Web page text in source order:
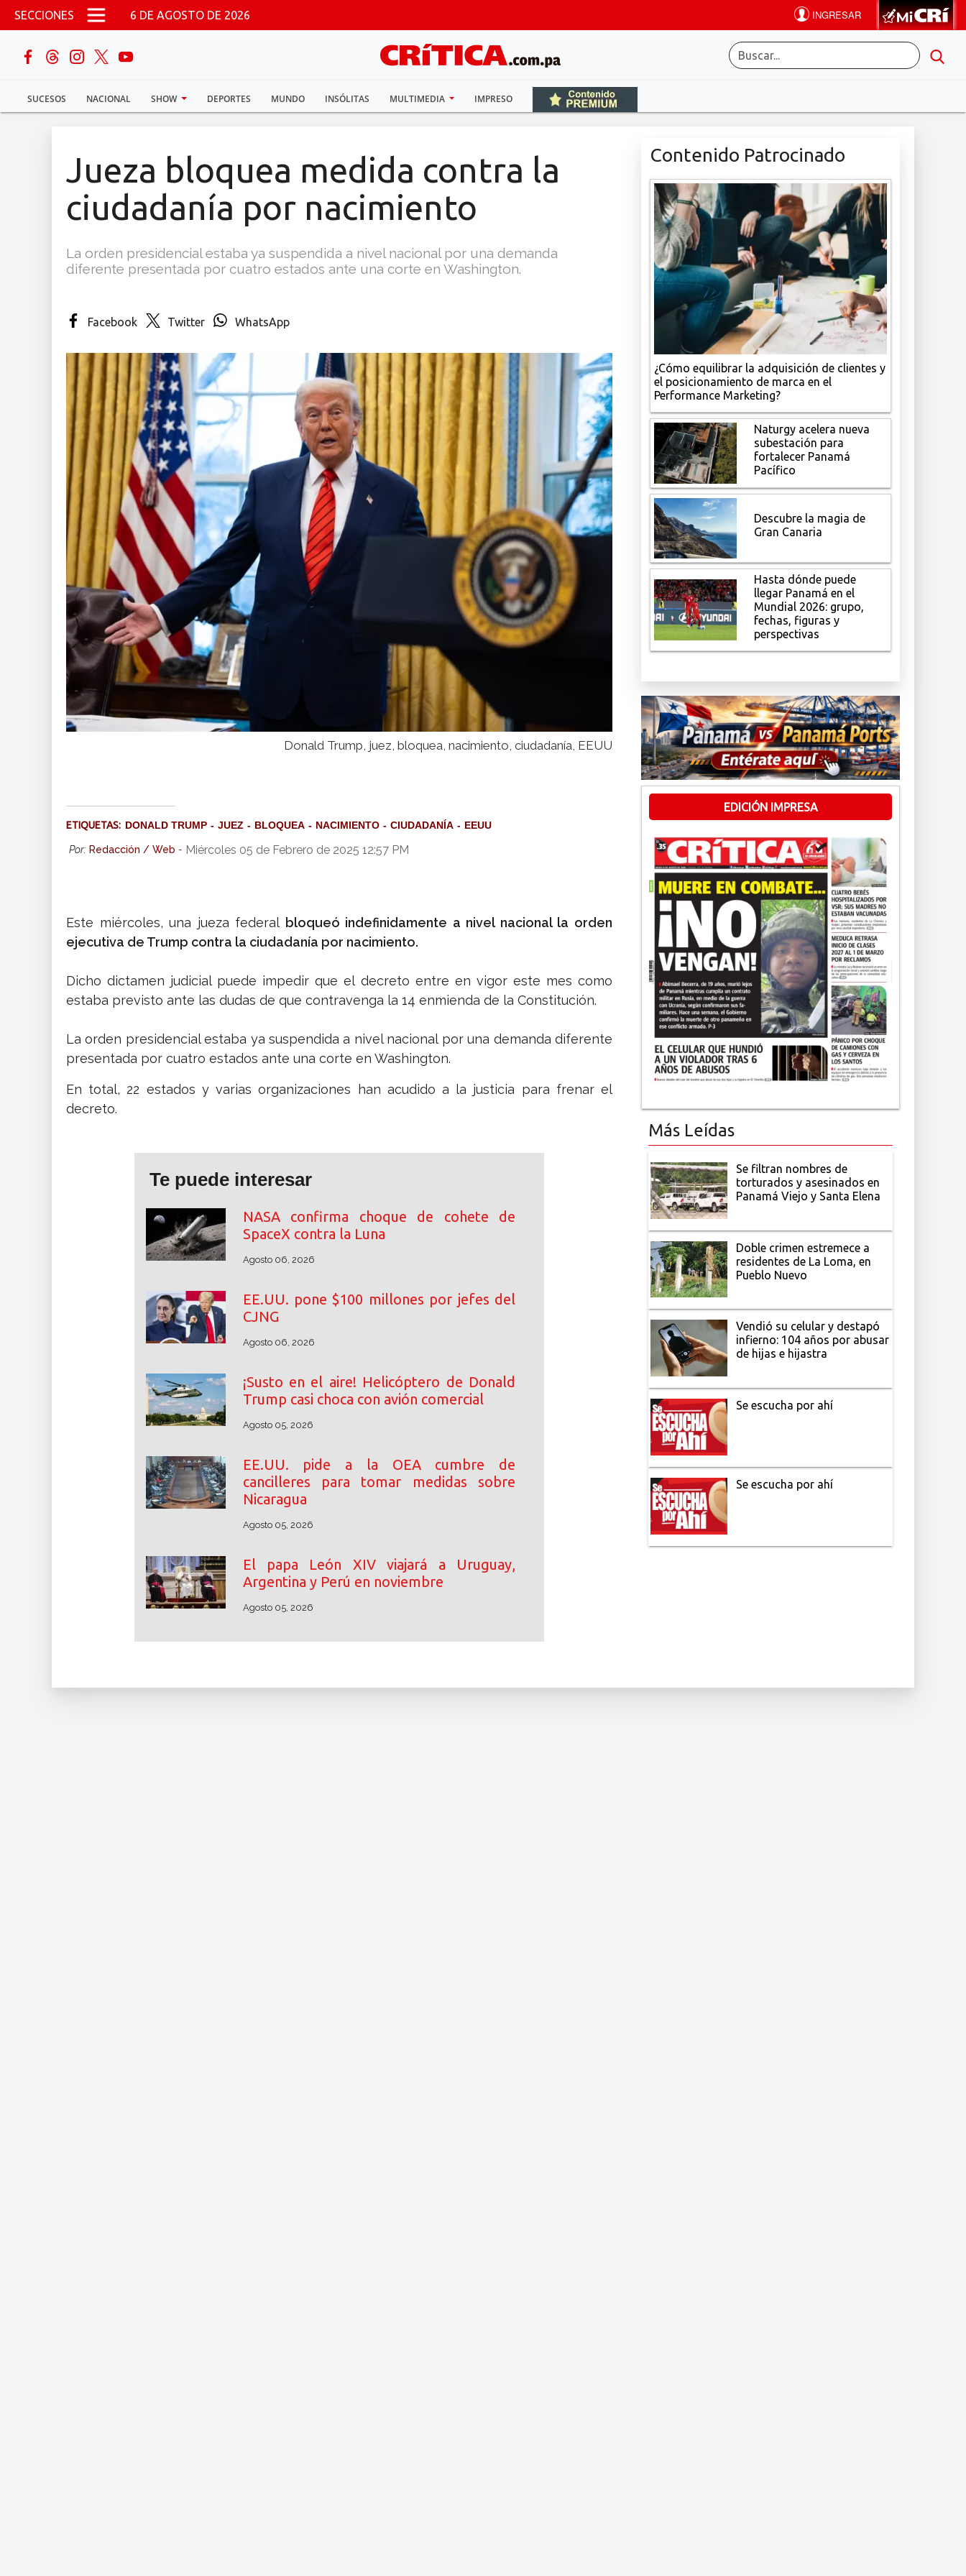
Pasar al contenido principal
SECCIONES 6 DE AGOSTO DE 2026
SUCESOS NACIONAL SHOW DEPORTES MUNDO INSÓLITAS MULTIMEDIA IMPRESO
buscar
Sucesos
Multimedia
Jueza bloquea medida contra la
ciudadanía por nacimiento
La orden presidencial estaba ya suspendida a nivel nacional por una demanda
diferente presentada por cuatro estados ante una corte en Washington.
Facebook Twitter WhatsApp
Donald Trump, juez, bloquea, nacimiento, ciudadanía, EEUU
ETIQUETAS: DONALD TRUMP JUEZ BLOQUEA NACIMIENTO CIUDADANÍA EEUU
Por: Redacción / Web - Miércoles 05 de Febrero de 2025 12:57 PM
Este miércoles, una jueza federal bloqueó indefinidamente a nivel nacional la orden
ejecutiva de Trump contra la ciudadanía por nacimiento.
Dicho dictamen judicial puede impedir que el decreto entre en vigor este mes como
estaba previsto ante las dudas de que contravenga la 14 enmienda de la Constitución.
La orden presidencial estaba ya suspendida a nivel nacional por una demanda diferente
presentada por cuatro estados ante una corte en Washington.
En total, 22 estados y varias organizaciones han acudido a la justicia para frenar el
decreto.
Te puede interesar
NASA confirma choque de cohete de
SpaceX contra la Luna
Agosto 06, 2026
EE.UU. pone $100 millones por jefes del
CJNG
Agosto 06, 2026
¡Susto en el aire! Helicóptero de Donald
Trump casi choca con avión comercial
Agosto 05, 2026
EE.UU. pide a la OEA cumbre de
cancilleres para tomar medidas sobre
Nicaragua
Agosto 05, 2026
El papa León XIV viajará a Uruguay,
Argentina y Perú en noviembre
Agosto 05, 2026
Contenido Patrocinado
¿Cómo equilibrar la adquisición de clientes y
el posicionamiento de marca en el
Performance Marketing?
Naturgy acelera nueva
subestación para
fortalecer Panamá
Pacífico
Descubre la magia de
Gran Canaria
Hasta dónde puede
llegar Panamá en el
Mundial 2026: grupo,
fechas, figuras y
perspectivas
EDICIÓN IMPRESA
Más Leídas
Se filtran nombres de
torturados y asesinados en
Panamá Viejo y Santa Elena
Doble crimen estremece a
residentes de La Loma, en
Pueblo Nuevo
Vendió su celular y destapó
infierno: 104 años por abusar
de hijas e hijastra
Se escucha por ahí
Se escucha por ahí